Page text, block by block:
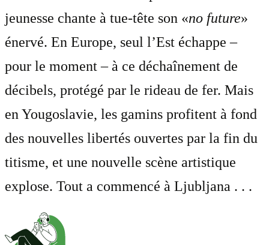
jeunesse chante à tue-tête son «no future»
énervé. En Europe, seul l’Est échappe –
pour le moment – à ce déchaînement de
décibels, protégé par le rideau de fer. Mais
en Yougoslavie, les gamins profitent à fond
des nouvelles libertés ouvertes par la fin du
titisme, et une nouvelle scène artistique
explose. Tout a commencé à Ljubljana . . .